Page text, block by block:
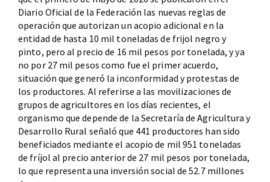
Diario Oficial de la Federación las nuevas reglas de
operación que autorizan un acopio adicional en la
entidad de hasta 10 mil toneladas de frijol negro y
pinto, pero al precio de 16 mil pesos por tonelada, y ya
no por 27 mil pesos como fue el primer acuerdo,
situación que generó la inconformidad y protestas de
los productores. Al referirse a las movilizaciones de
grupos de agricultores en los días recientes, el
organismo que depende de la Secretaría de Agricultura y
Desarrollo Rural señaló que 441 productores han sido
beneficiados mediante el acopio de mil 951 toneladas
de fríjol al precio anterior de 27 mil pesos por tonelada,
lo que representa una inversión social de 52.7 millones